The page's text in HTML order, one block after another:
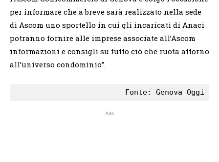
per informare che a breve sarà realizzato nella sede
di Ascom uno sportello in cui gli incaricati di Anaci
potranno fornire alle imprese associate all’Ascom
informazioni e consigli su tutto ciò che ruota attorno
all’universo condominio”.
Ads